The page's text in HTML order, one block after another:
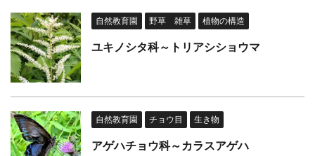
自然教育園 野草 雑草 植物の構造
ユキノシタ科～トリアシショウマ
自然教育園 チョウ目 生き物
アゲハチョウ科～カラスアゲハ